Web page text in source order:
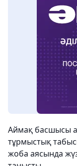
Аймақ басшысы
тұрмыстық
жоба аясында